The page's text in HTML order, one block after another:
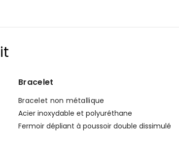
Bracelet
Bracelet non métallique
Acier inoxydable et polyuréthane
Fermoir dépliant à poussoir double dissimulé